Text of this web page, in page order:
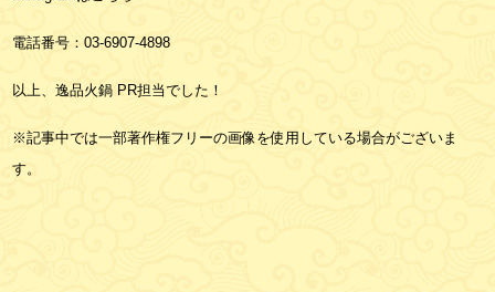
電話番号：03-6907-4898
以上、逸品火鍋 PR担当でした！
※記事中では一部著作権フリーの画像を使用している場合がございま
す。